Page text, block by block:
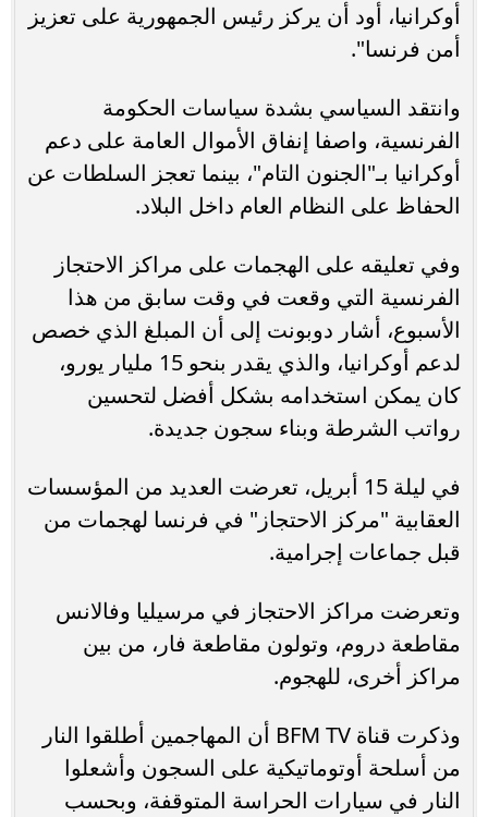
أوكرانيا، أود أن يركز رئيس الجمهورية على تعزيز
أمن فرنسا".
وانتقد السياسي بشدة سياسات الحكومة
الفرنسية، واصفا إنفاق الأموال العامة على دعم
أوكرانيا بـ"الجنون التام"، بينما تعجز السلطات عن
الحفاظ على النظام العام داخل البلاد.
وفي تعليقه على الهجمات على مراكز الاحتجاز
الفرنسية التي وقعت في وقت سابق من هذا
الأسبوع، أشار دوبونت إلى أن المبلغ الذي خصص
لدعم أوكرانيا، والذي يقدر بنحو 15 مليار يورو،
كان يمكن استخدامه بشكل أفضل لتحسين
رواتب الشرطة وبناء سجون جديدة.
في ليلة 15 أبريل، تعرضت العديد من المؤسسات
العقابية "مركز الاحتجاز" في فرنسا لهجمات من
قبل جماعات إجرامية.
وتعرضت مراكز الاحتجاز في مرسيليا وفالانس
مقاطعة دروم، وتولون مقاطعة فار، من بين
مراكز أخرى، للهجوم.
وذكرت قناة BFM TV أن المهاجمين أطلقوا النار
من أسلحة أوتوماتيكية على السجون وأشعلوا
النار في سيارات الحراسة المتوقفة، وبحسب